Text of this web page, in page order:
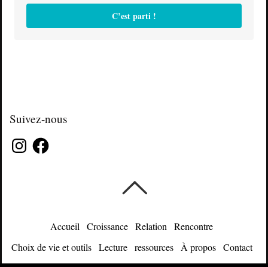
C’est parti !
Suivez-nous
InstagramFacebook
Accueil Croissance Relation
Rencontre
Choix de vie et outils Lecture ressources À propos Contact